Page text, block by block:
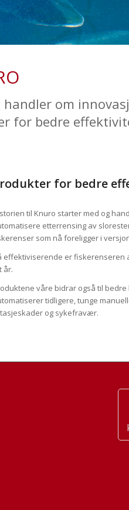
om
for bedre
for bedre
til Knuro starter med og
etterrensing av
som nå foreligger i
effektiviserende er fiskerenseren
år.
våre bidrar også til
tidligere, tunge
og sykefravær.